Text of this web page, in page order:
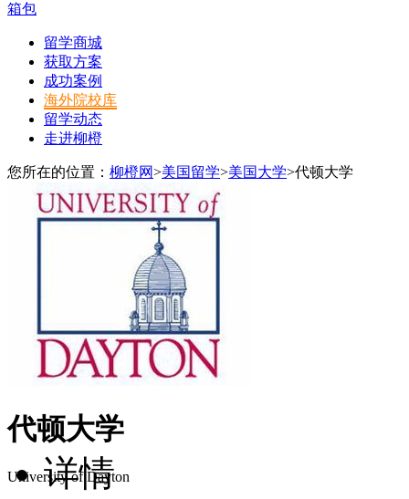
箱包
留学商城
获取方案
成功案例
海外院校库
留学动态
走进柳橙
您所在的位置： 柳橙网>美国留学>美国大学>代顿大学
代顿大学
University of Dayton
详情